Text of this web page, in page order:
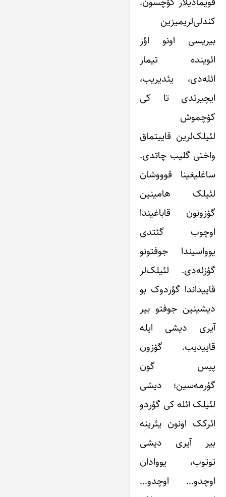
کندلی‌لریمیزین
بیریسی اونو اؤز
ائوینده تیمار
ائله‌دی، یئدیریب،
ایچیرتدی تا کی
کؤچموش
لئیلک‌لرین قاییتماق
واختی گلیب چاتدی.
ساغلیغینا قوووشان
لئیلک هامینین
گؤزونون قاباغیندا
اوچوب گئتدی
یوواسیندا جوفتونو
گؤزله‌دی. لئیلک‌لر
قاییداندا گؤردوک بو
دیشینین جوفتو بیر
آیری دیشی ایله
قاییدیب. گؤزون
پیس گون
گؤرمه‌سین؛ دیشی
لئیلک ائله کی گؤردو
ائرکک اونون یئرینه
بیر آیری دیشی
توتوب، یووادان
اوچدو… اوچدو…